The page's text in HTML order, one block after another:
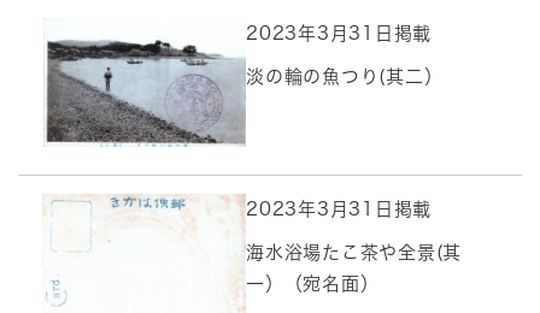
2023年3月31日掲載
淡の輪の魚つり(其二）
2023年3月31日掲載
海水浴場たこ茶や全景(其
一）（宛名面）